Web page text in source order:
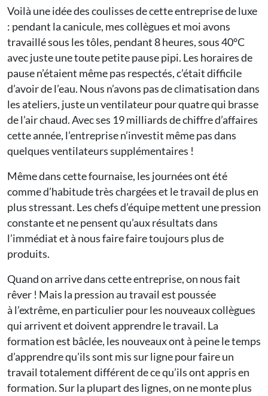
Voilà une idée des coulisses de cette entreprise de luxe
: pendant la canicule, mes collègues et moi avons
travaillé sous les tôles, pendant 8 heures, sous 40°C
avec juste une toute petite pause pipi. Les horaires de
pause n’étaient même pas respectés, c’était difficile
d’avoir de l’eau. Nous n’avons pas de climatisation dans
les ateliers, juste un ventilateur pour quatre qui brasse
de l’air chaud. Avec ses 19 milliards de chiffre d’affaires
cette année, l’entreprise n’investit même pas dans
quelques ventilateurs supplémentaires !
Même dans cette fournaise, les journées ont été
comme d’habitude très chargées et le travail de plus en
plus stressant. Les chefs d’équipe mettent une pression
constante et ne pensent qu’aux résultats dans
l’immédiat et à nous faire faire toujours plus de
produits.
Quand on arrive dans cette entreprise, on nous fait
rêver ! Mais la pression au travail est poussée
à l’extrême, en particulier pour les nouveaux collègues
qui arrivent et doivent apprendre le travail. La
formation est bâclée, les nouveaux ont à peine le temps
d’apprendre qu’ils sont mis sur ligne pour faire un
travail totalement différent de ce qu’ils ont appris en
formation. Sur la plupart des lignes, on ne monte plus